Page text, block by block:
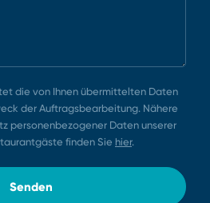
die von Ihnen übermittelten Daten
der Auftragsbearbeitung. Nähere
personenbezogener Daten unserer
finden Sie hier.
Senden